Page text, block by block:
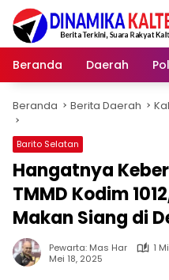
Langsung
konten
Beranda
Daerah
Beranda Berita Daerah
Barito Selatan
Hangatnya
TMMD Kodim
Makan Siang di
Pewarta: Mas Har
1
Mei 18, 2025